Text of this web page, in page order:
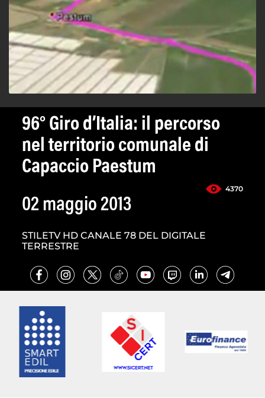
96° Giro d’Italia: il percorso
nel territorio comunale di
Capaccio Paestum
4370
02 maggio 2013
STILETV HD CANALE 78 DEL DIGITALE
TERRESTRE